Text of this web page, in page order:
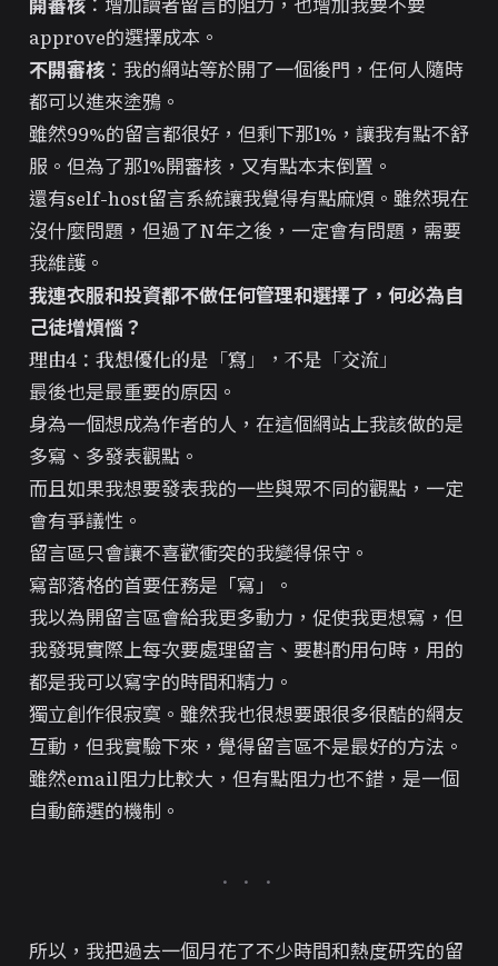
approve的選擇成本。
不開審核：我的網站等於開了一個後門，任何人隨時
都可以進來塗鴉。
雖然99%的留言都很好，但剩下那1%，讓我有點不舒
服。但為了那1%開審核，又有點本末倒置。
還有self-host留言系統讓我覺得有點麻煩。雖然現在
沒什麼問題，但過了N年之後，一定會有問題，需要
我維護。
我連衣服和投資都不做任何管理和選擇了，何必為自
己徒增煩惱？
理由4：我想優化的是「寫」，不是「交流」
最後也是最重要的原因。
身為一個想成為作者的人，在這個網站上我該做的是
多寫、多發表觀點。
而且如果我想要發表我的一些與眾不同的觀點，一定
會有爭議性。
留言區只會讓不喜歡衝突的我變得保守。
寫部落格的首要任務是「寫 」。
我以為開留言區會給我更多動力，促使我更想寫，但
我發現實際上每次要處理留言、要斟酌用句時，用的
都是我可以寫字的時間和精力。
獨立創作很寂寞。雖然我也很想要跟很多很酷的網友
互動，但我實驗下來，覺得留言區不是最好的方法。
雖然email阻力比較大，但有點阻力也不錯，是一個
自動篩選的機制。
所以，我把過去一個月花了不少時間和熱度研究的留